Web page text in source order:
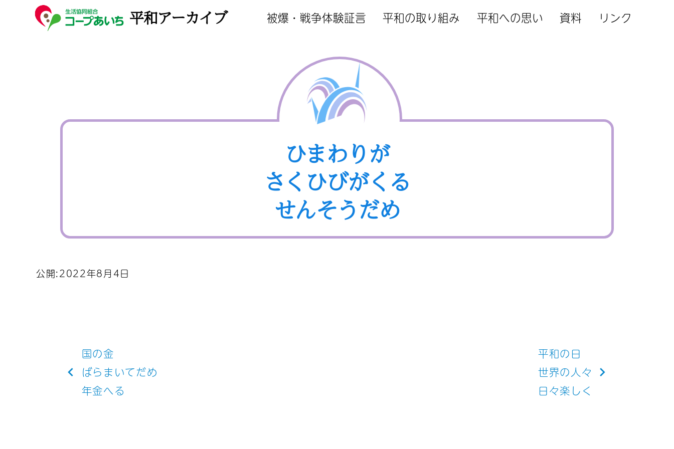
平和アーカイブ 被爆・戦争体験証言 平和の取り組み 平和への思い 資料 リンク
ひまわりが
さくひびがくる
せんそうだめ
公開:2022年8月4日
稿
国の金
ばらまいてだめ
年金へる
平和の日
世界の人々
日々楽しく